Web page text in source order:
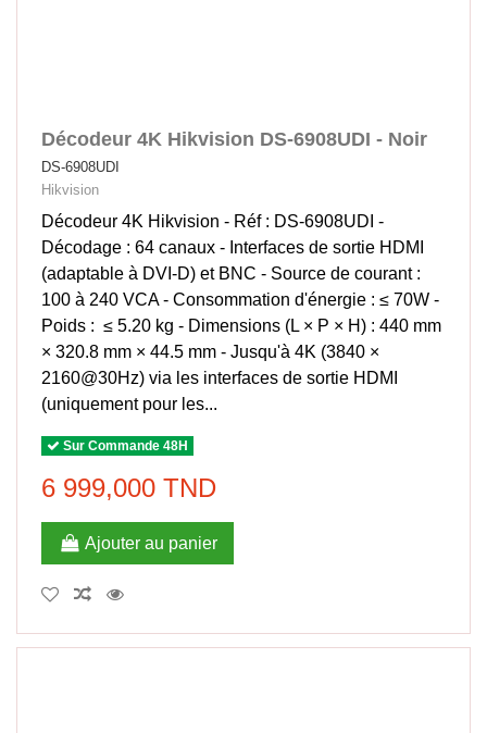
Décodeur 4K Hikvision DS-6908UDI - Noir
DS-6908UDI
Hikvision
Décodeur 4K Hikvision - Réf : DS-6908UDI -
Décodage : 64 canaux - Interfaces de sortie HDMI
(adaptable à DVI-D) et BNC - Source de courant :
100 à 240 VCA - Consommation d'énergie : ≤ 70W -
Poids : ≤ 5.20 kg - Dimensions (L × P × H) : 440 mm
× 320.8 mm × 44.5 mm - Jusqu'à 4K (3840 ×
2160@30Hz) via les interfaces de sortie HDMI
(uniquement pour les...
Sur Commande 48H
6 999,000 TND
Ajouter au panier